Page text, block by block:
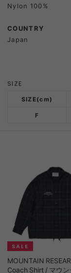
Nylon 100%
COUNTRY
Japan
SIZE
SIZE(cm)
F
MOUNTAIN
Coach Shirt / マウ